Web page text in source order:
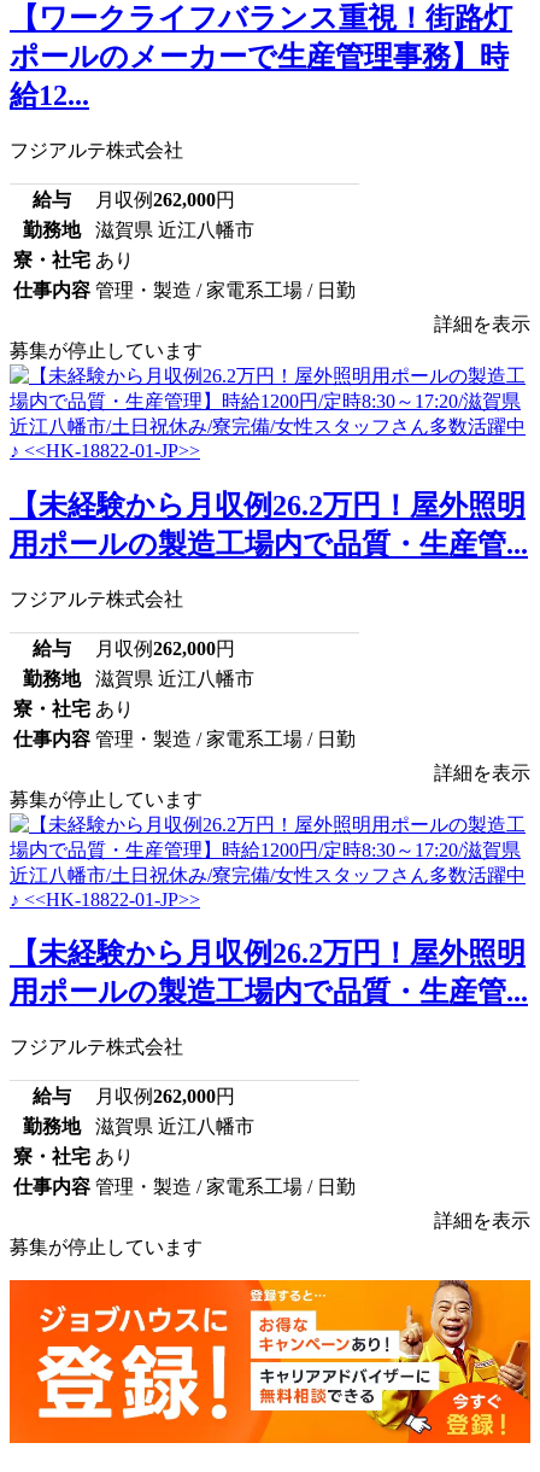
【ワークライフバランス重視！街路灯
ポールのメーカーで生産管理事務】時
給12...
フジアルテ株式会社
給与 月収例262,000円
勤務地
滋賀県 近江八幡市
寮・社宅 あり
仕事内容 管理・製造 / 家電系工場 / 日勤
詳細を表示
募集が停止しています
【未経験から月収例26.2万円！屋外照明
用ポールの製造工場内で品質・生産管...
フジアルテ株式会社
給与 月収例262,000円
勤務地
滋賀県 近江八幡市
寮・社宅 あり
仕事内容 管理・製造 / 家電系工場 / 日勤
詳細を表示
募集が停止しています
【未経験から月収例26.2万円！屋外照明
用ポールの製造工場内で品質・生産管...
フジアルテ株式会社
給与 月収例262,000円
勤務地
滋賀県 近江八幡市
寮・社宅 あり
仕事内容 管理・製造 / 家電系工場 / 日勤
詳細を表示
募集が停止しています